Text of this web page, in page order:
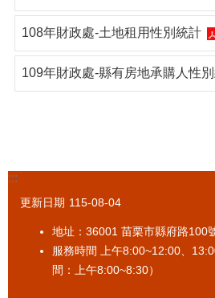
標
售
專
訊
公
開
108年財政處-土地租用性別統計
109年財政處-縣有房地承購人性
:::
更新日期 115-08-04
地址：36001 苗栗市縣府路100
服務時間 上午8:00~12:00、
間：上午8:00~8:30）